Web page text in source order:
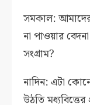
সমকাল:
না পাওয়ার
সংগ্রাম?
নাদিন: এটা
উঠতি